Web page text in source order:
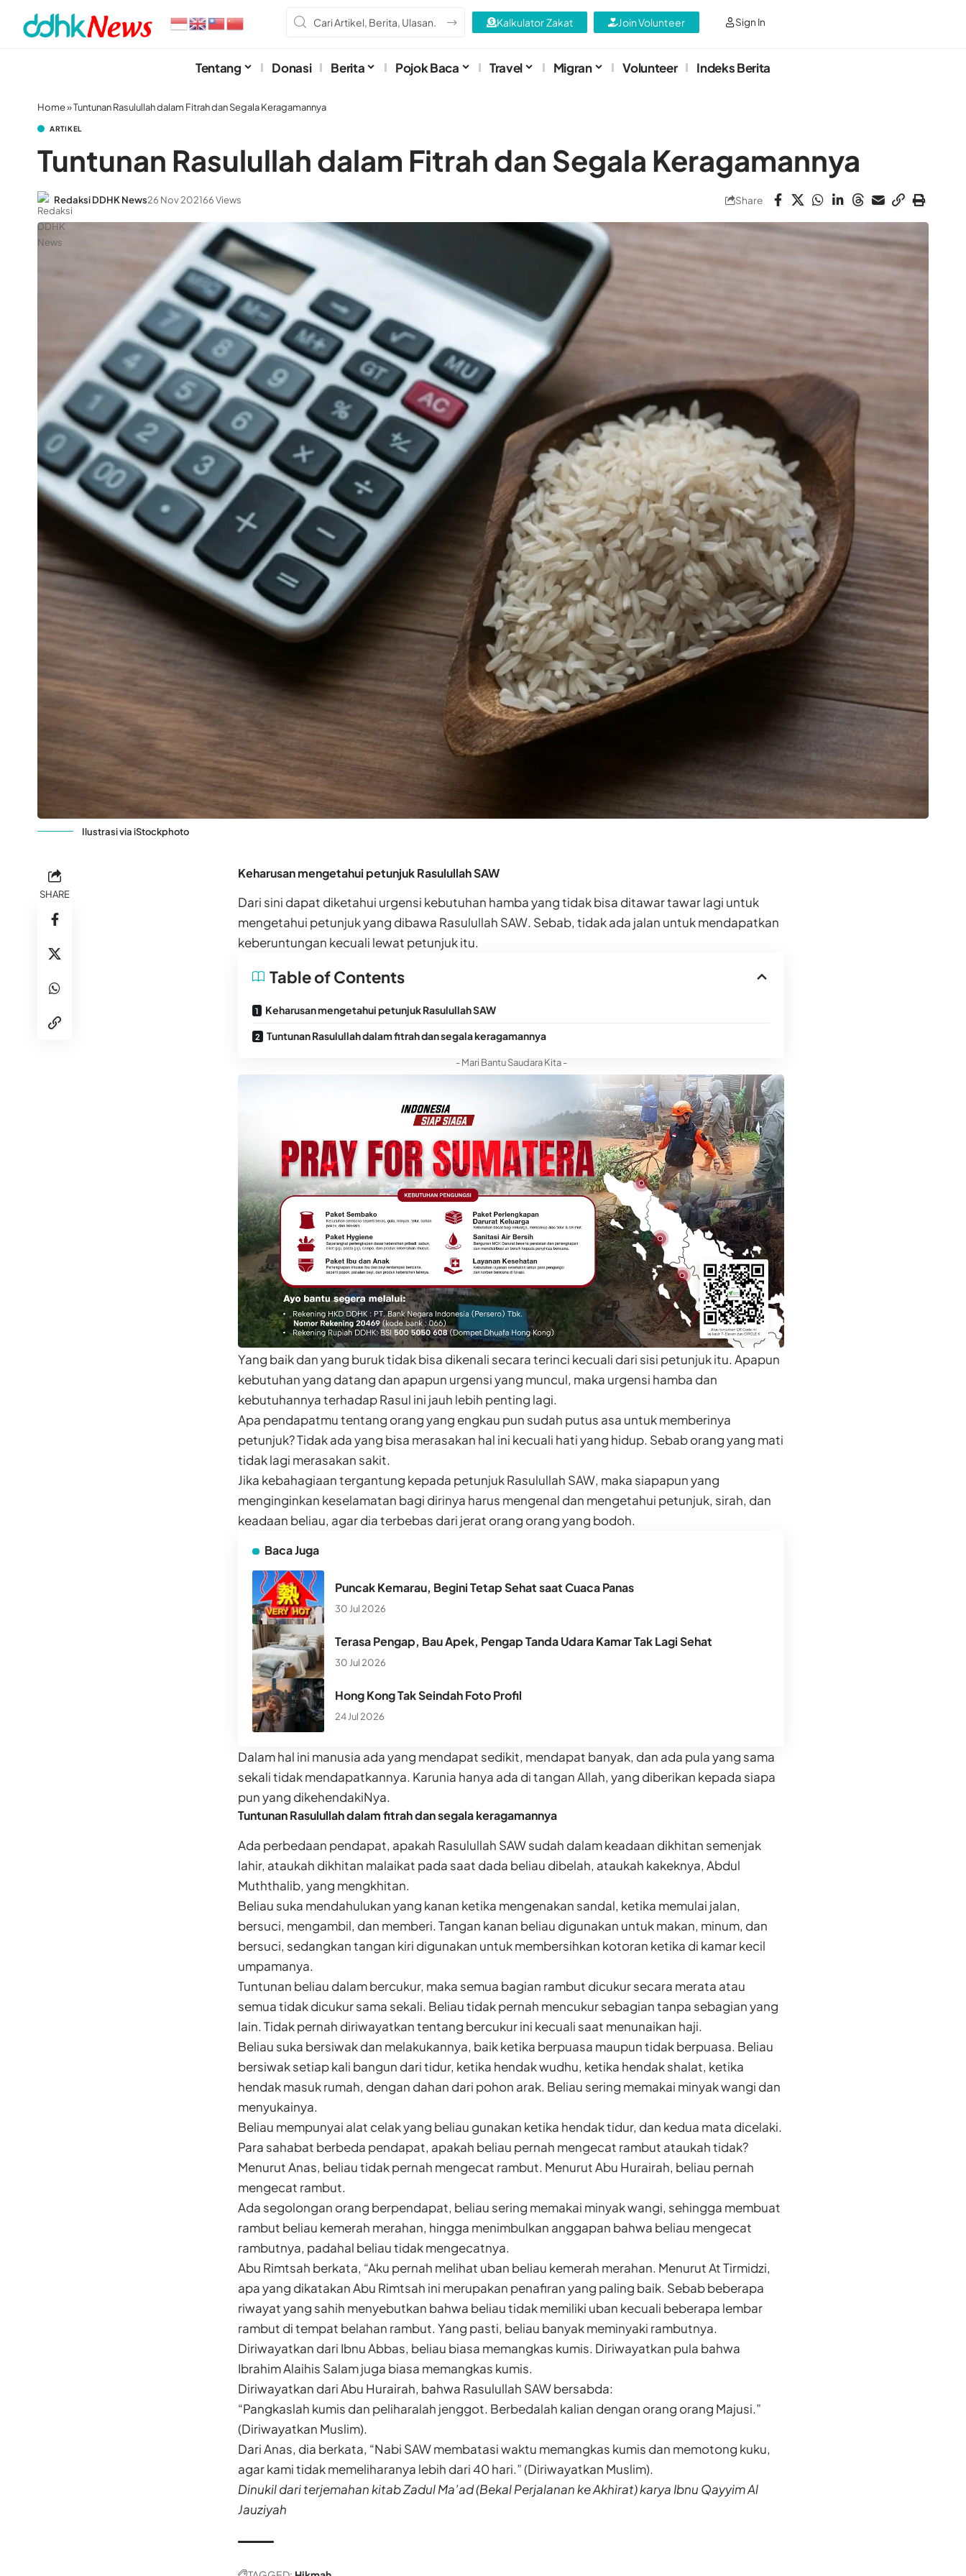
Sign In
Kalkulator Zakat Join Volunteer
Tentang Donasi Berita Pojok Baca Travel Migran Volunteer Indeks Berita
Home»Tuntunan Rasulullah dalam Fitrah dan Segala Keragamannya
ARTIKEL
Tuntunan Rasulullah dalam Fitrah dan Segala Keragamannya
Redaksi DDHK News26 Nov 202166 Views Share
Ilustrasi via iStockphoto
SHARE
Keharusan mengetahui petunjuk Rasulullah SAW
Dari sini dapat diketahui urgensi kebutuhan hamba yang tidak bisa ditawar tawar lagi untuk
mengetahui petunjuk yang dibawa Rasulullah SAW. Sebab, tidak ada jalan untuk mendapatkan
keberuntungan kecuali lewat petunjuk itu.
Table of Contents
Keharusan mengetahui petunjuk Rasulullah SAW
Tuntunan Rasulullah dalam fitrah dan segala keragamannya
- Mari Bantu Saudara Kita -
Yang baik dan yang buruk tidak bisa dikenali secara terinci kecuali dari sisi petunjuk itu. Apapun
kebutuhan yang datang dan apapun urgensi yang muncul, maka urgensi hamba dan
kebutuhannya terhadap Rasul ini jauh lebih penting lagi.
Apa pendapatmu tentang orang yang engkau pun sudah putus asa untuk memberinya
petunjuk? Tidak ada yang bisa merasakan hal ini kecuali hati yang hidup. Sebab orang yang mati
tidak lagi merasakan sakit.
Jika kebahagiaan tergantung kepada petunjuk Rasulullah SAW, maka siapapun yang
menginginkan keselamatan bagi dirinya harus mengenal dan mengetahui petunjuk, sirah, dan
keadaan beliau, agar dia terbebas dari jerat orang orang yang bodoh.
Baca Juga
Puncak Kemarau, Begini Tetap Sehat saat Cuaca Panas
30 Jul 2026
Terasa Pengap, Bau Apek, Pengap Tanda Udara Kamar Tak Lagi Sehat
30 Jul 2026
Hong Kong Tak Seindah Foto Profil
24 Jul 2026
Dalam hal ini manusia ada yang mendapat sedikit, mendapat banyak, dan ada pula yang sama
sekali tidak mendapatkannya. Karunia hanya ada di tangan Allah, yang diberikan kepada siapa
pun yang dikehendakiNya.
Tuntunan Rasulullah dalam fitrah dan segala keragamannya
Ada perbedaan pendapat, apakah Rasulullah SAW sudah dalam keadaan dikhitan semenjak
lahir, ataukah dikhitan malaikat pada saat dada beliau dibelah, ataukah kakeknya, Abdul
Muththalib, yang mengkhitan.
Beliau suka mendahulukan yang kanan ketika mengenakan sandal, ketika memulai jalan,
bersuci, mengambil, dan memberi. Tangan kanan beliau digunakan untuk makan, minum, dan
bersuci, sedangkan tangan kiri digunakan untuk membersihkan kotoran ketika di kamar kecil
umpamanya.
Tuntunan beliau dalam bercukur, maka semua bagian rambut dicukur secara merata atau
semua tidak dicukur sama sekali. Beliau tidak pernah mencukur sebagian tanpa sebagian yang
lain. Tidak pernah diriwayatkan tentang bercukur ini kecuali saat menunaikan haji.
Beliau suka bersiwak dan melakukannya, baik ketika berpuasa maupun tidak berpuasa. Beliau
bersiwak setiap kali bangun dari tidur, ketika hendak wudhu, ketika hendak shalat, ketika
hendak masuk rumah, dengan dahan dari pohon arak. Beliau sering memakai minyak wangi dan
menyukainya.
Beliau mempunyai alat celak yang beliau gunakan ketika hendak tidur, dan kedua mata dicelaki.
Para sahabat berbeda pendapat, apakah beliau pernah mengecat rambut ataukah tidak?
Menurut Anas, beliau tidak pernah mengecat rambut. Menurut Abu Hurairah, beliau pernah
mengecat rambut.
Ada segolongan orang berpendapat, beliau sering memakai minyak wangi, sehingga membuat
rambut beliau kemerah merahan, hingga menimbulkan anggapan bahwa beliau mengecat
rambutnya, padahal beliau tidak mengecatnya.
Abu Rimtsah berkata, “Aku pernah melihat uban beliau kemerah merahan. Menurut At Tirmidzi,
apa yang dikatakan Abu Rimtsah ini merupakan penafiran yang paling baik. Sebab beberapa
riwayat yang sahih menyebutkan bahwa beliau tidak memiliki uban kecuali beberapa lembar
rambut di tempat belahan rambut. Yang pasti, beliau banyak meminyaki rambutnya.
Diriwayatkan dari Ibnu Abbas, beliau biasa memangkas kumis. Diriwayatkan pula bahwa
Ibrahim Alaihis Salam juga biasa memangkas kumis.
Diriwayatkan dari Abu Hurairah, bahwa Rasulullah SAW bersabda:
“Pangkaslah kumis dan peliharalah jenggot. Berbedalah kalian dengan orang orang Majusi.”
(Diriwayatkan Muslim).
Dari Anas, dia berkata, “Nabi SAW membatasi waktu memangkas kumis dan memotong kuku,
agar kami tidak memeliharanya lebih dari 40 hari.” (Diriwayatkan Muslim).
Dinukil dari terjemahan kitab Zadul Ma’ad (Bekal Perjalanan ke Akhirat) karya Ibnu Qayyim Al
Jauziyah